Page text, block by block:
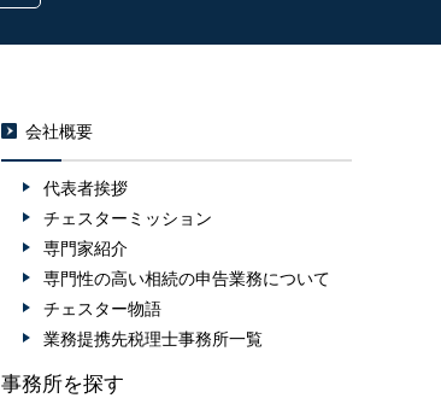
会社概要
代表者挨拶
チェスターミッション
専門家紹介
専門性の高い相続の申告業務について
チェスター物語
業務提携先税理士事務所一覧
事務所を探す